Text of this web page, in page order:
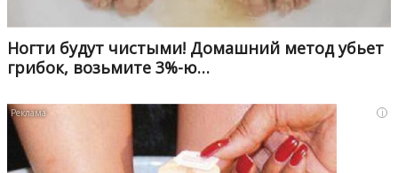
Ногти будут чистыми! Домашний метод убьет
грибок, возьмите 3%-ю…
i